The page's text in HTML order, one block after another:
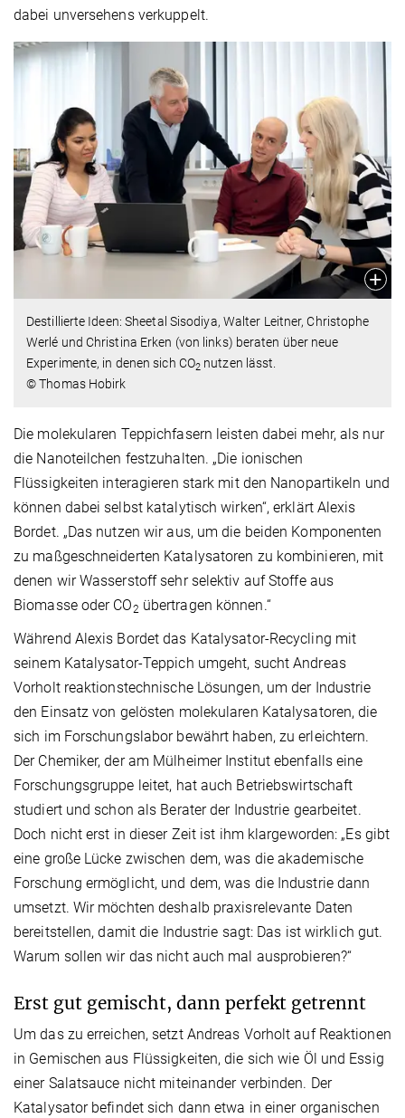
dabei unversehens verkuppelt.
Destillierte Ideen: Sheetal Sisodiya, Walter Leitner, Christophe
Werlé und Christina Erken (von links) beraten über neue
Experimente, in denen sich CO2 nutzen lässt.
© Thomas Hobirk
Die molekularen Teppichfasern leisten dabei mehr, als nur
die Nanoteilchen festzuhalten. „Die ionischen
Flüssigkeiten interagieren stark mit den Nanopartikeln und
können dabei selbst katalytisch wirken“, erklärt Alexis
Bordet. „Das nutzen wir aus, um die beiden Komponenten
zu maßgeschneiderten Katalysatoren zu kombinieren, mit
denen wir Wasserstoff sehr selektiv auf Stoffe aus
Biomasse oder CO2 übertragen können.“
Während Alexis Bordet das Katalysator-Recycling mit
seinem Katalysator-Teppich umgeht, sucht Andreas
Vorholt reaktionstechnische Lösungen, um der Industrie
den Einsatz von gelösten molekularen Katalysatoren, die
sich im Forschungslabor bewährt haben, zu erleichtern.
Der Chemiker, der am Mülheimer Institut ebenfalls eine
Forschungsgruppe leitet, hat auch Betriebswirtschaft
studiert und schon als Berater der Industrie gearbeitet.
Doch nicht erst in dieser Zeit ist ihm klargeworden: „Es gibt
eine große Lücke zwischen dem, was die akademische
Forschung ermöglicht, und dem, was die Industrie dann
umsetzt. Wir möchten deshalb praxisrelevante Daten
bereitstellen, damit die Industrie sagt: Das ist wirklich gut.
Warum sollen wir das nicht auch mal ausprobieren?“
Erst gut gemischt, dann perfekt getrennt
Um das zu erreichen, setzt Andreas Vorholt auf Reaktionen
in Gemischen aus Flüssigkeiten, die sich wie Öl und Essig
einer Salatsauce nicht miteinander verbinden. Der
Katalysator befindet sich dann etwa in einer organischen